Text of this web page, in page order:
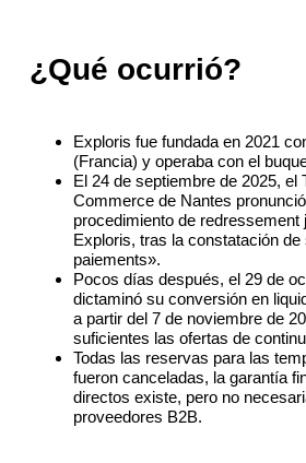
¿Qué ocurrió?
Exploris fue fundada en 2021
(Francia) y operaba con el
El 24 de septiembre de 2025, el
Commerce de Nantes
procedimiento de redressement
Exploris, tras la constatación
paiements».
Pocos días después, el 29 de
dictaminó su conversión en
a partir del 7 de noviembre de
suficientes las ofertas de
Todas las reservas para las
fueron canceladas, la garantía
directos existe, pero no
proveedores B2B.